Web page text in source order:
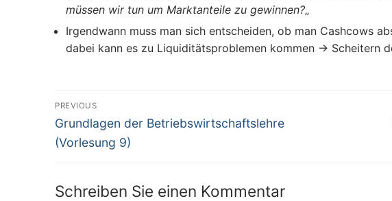
müssen wir tun um Marktanteile zu gewinnen?„
Irgendwann muss man sich entscheiden, ob man Cashcows
dabei kann es zu Liquiditätsproblemen kommen → Scheitern
Beitragsnavigation
PREVIOUS
Previous
post:
Grundlagen der Betriebswirtschaftslehre
(Vorlesung 9)
Schreiben Sie einen Kommentar